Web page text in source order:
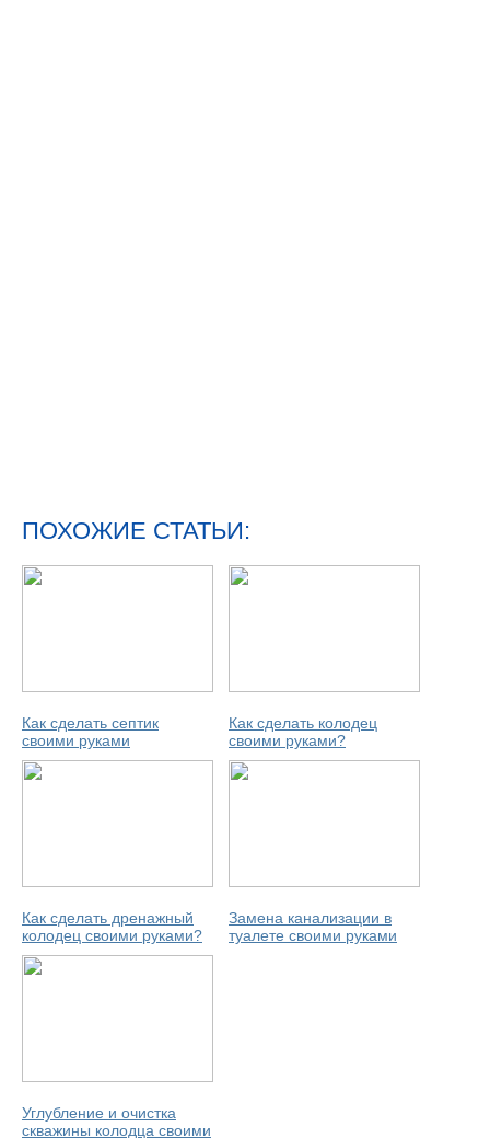
ПОХОЖИЕ СТАТЬИ:
Как сделать септик
своими руками
Как сделать колодец
своими руками?
Как сделать дренажный
колодец своими руками?
Замена канализации в
туалете своими руками
Углубление и очистка
скважины колодца своими